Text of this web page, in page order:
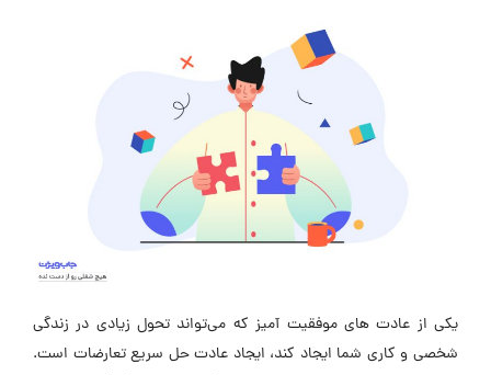
یکی از عادت های موفقیت آمیز که می‌تواند تحول زیادی در زندگی
شخصی و کاری شما ایجاد کند، ایجاد عادت حل سریع تعارضات است.